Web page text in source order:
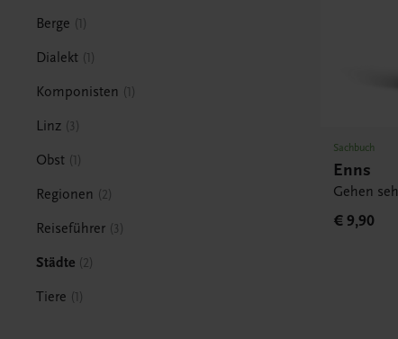
Berge 1
Dialekt 1
Komponisten 1
Linz 3
Obst 1
Regionen 2
Reiseführer 3
Städte 2
Tiere 1
Sachbuch
Enns
Gehen
€ 9,90